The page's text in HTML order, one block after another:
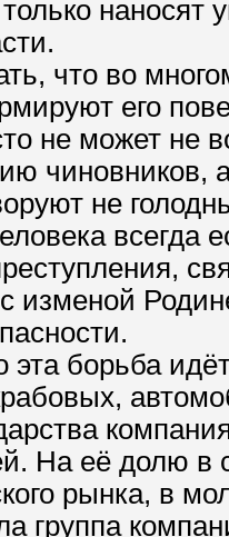
что во
его
не может не
не
изменой
борьба
На её долю в
рынка, в
группа